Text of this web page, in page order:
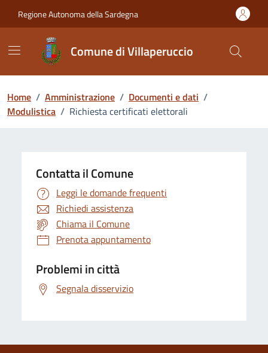
Regione Autonoma della Sardegna
Comune di Villaperuccio
Home / Amministrazione / Documenti e dati /
Modulistica / Richiesta certificati elettorali
Contatta il Comune
Leggi le domande frequenti
Richiedi assistenza
Chiama il Comune
Prenota appuntamento
Problemi in città
Segnala disservizio